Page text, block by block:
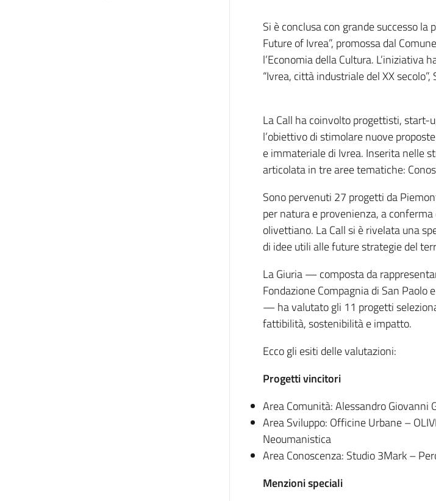
Si è conclusa con grande successo la
Future of Ivrea”, promossa dal
l’Economia della Cultura. L’iniziativa
“Ivrea, città industriale del XX
La Call ha coinvolto progettisti, start-
l’obiettivo di stimolare nuove
e immateriale di Ivrea. Inserita nelle
articolata in tre aree tematiche:
Sono pervenuti 27 progetti da
per natura e provenienza, a
olivettiano. La Call si è rivelata una
di idee utili alle future strategie del
La Giuria — composta da
Fondazione Compagnia di San Paolo
— ha valutato gli 11 progetti
fattibilità, sostenibilità e impatto.
Ecco gli esiti delle valutazioni:
Progetti vincitori
Area Comunità: Alessandro Giovanni
Area Sviluppo: Officine Urbane –
Neoumanistica
Area Conoscenza: Studio 3Mark –
Menzioni speciali